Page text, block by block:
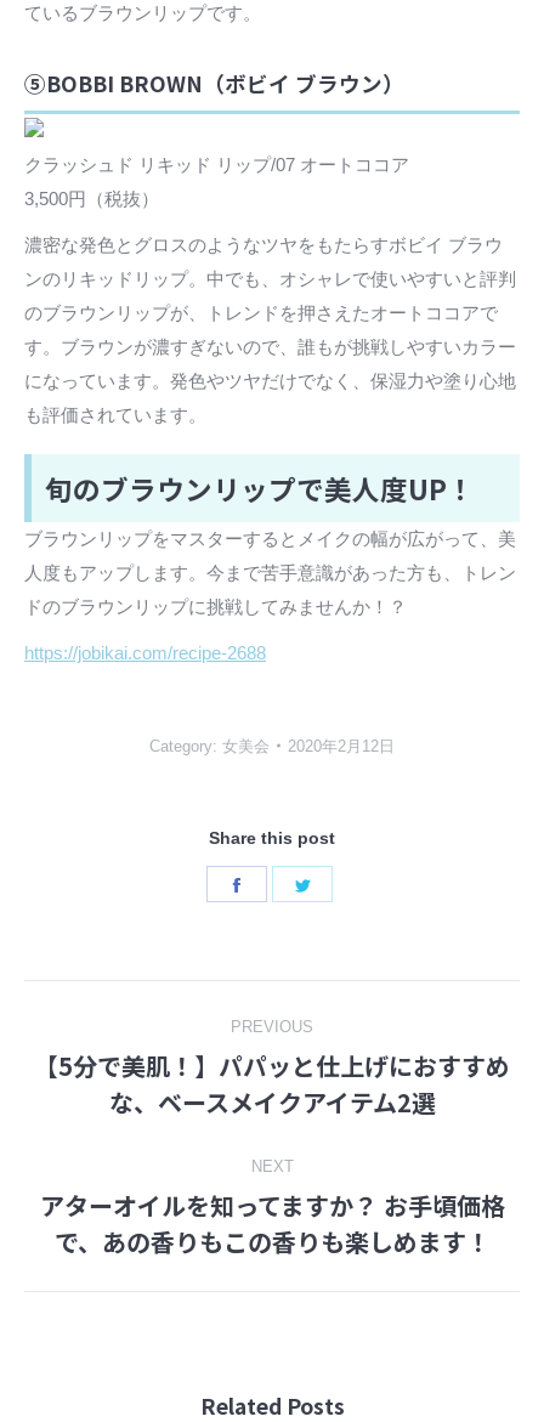
ているブラウンリップです。
⑤BOBBI BROWN（ボビイ ブラウン）
クラッシュド リキッド リップ/07 オートココア
3,500円（税抜）
濃密な発色とグロスのようなツヤをもたらすボビイ ブラウ
ンのリキッドリップ。中でも、オシャレで使いやすいと評判
のブラウンリップが、トレンドを押さえたオートココアで
す。ブラウンが濃すぎないので、誰もが挑戦しやすいカラー
になっています。発色やツヤだけでなく、保湿力や塗り心地
も評価されています。
旬のブラウンリップで美人度UP！
ブラウンリップをマスターするとメイクの幅が広がって、美
人度もアップします。今まで苦手意識があった方も、トレン
ドのブラウンリップに挑戦してみませんか！？
https://jobikai.com/recipe-2688
Category: 女美会 2020年2月12日
Share this post
Share
navigation
PREVIOUS
Previous
post:
【5分で美肌！】パパッと仕上げにおすすめ
な、ベースメイクアイテム2選
NEXT
Next
post:
アターオイルを知ってますか？ お手頃価格
で、あの香りもこの香りも楽しめます！
Related Posts